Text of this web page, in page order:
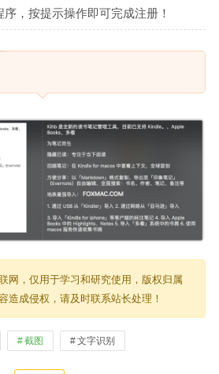
，按提示操作即可完成注册！
网，仅用于学习和研究使用，版权归属
造成侵权，请及时联系站长处理！
截图 文字识别